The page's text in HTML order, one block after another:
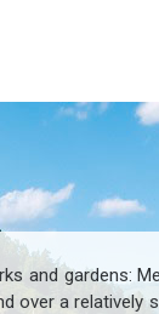
and gardens:
over a relatively